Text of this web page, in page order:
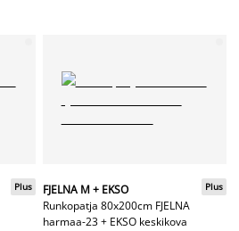
Plus
FJELNA M + EKSO
Runkopatja 80x200cm FJELNA
harmaa-23 + EKSO keskikova
Plus